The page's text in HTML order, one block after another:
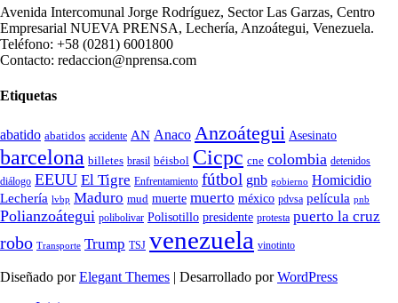
Avenida Intercomunal Jorge Rodríguez, Sector Las Garzas, Centro
Empresarial NUEVA PRENSA, Lechería, Anzoátegui, Venezuela.
Teléfono: +58 (0281) 6001800
Contacto: redaccion@nprensa.com
Etiquetas
abatido abatidos accidente AN Anaco Anzoátegui Asesinato
barcelona billetes brasil béisbol Cicpc cne colombia detenidos
diálogo EEUU El Tigre Enfrentamiento fútbol gnb gobierno Homicidio
Lechería lvbp Maduro mud muerte muerto méxico pdvsa película pnb
Polianzoátegui polibolivar Polisotillo presidente protesta puerto la cruz
robo Transporte Trump TSJ venezuela vinotinto
Diseñado porElegant Themes | Desarrollado porWordPress